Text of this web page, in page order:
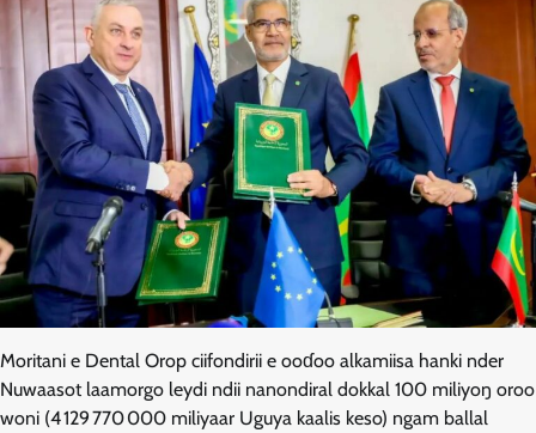
Moritani e Dental Orop ciifondirii e ooɗoo alkamiisa hanki nder
Nuwaasot laamorgo leydi ndii nanondiral dokkal 100 miliyoŋ oroo
woni (4 129 770 000 miliyaar Uguya kaalis keso) ngam ballal